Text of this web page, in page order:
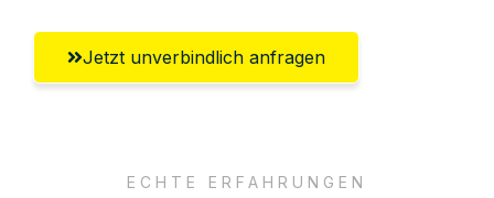
Jetzt unverbindlich anfragen
ECHTE ERFAHRUNGEN